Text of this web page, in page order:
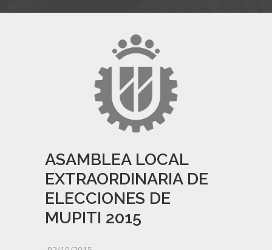
ASAMBLEA LOCAL
EXTRAORDINARIA DE
ELECCIONES DE
MUPITI 2015